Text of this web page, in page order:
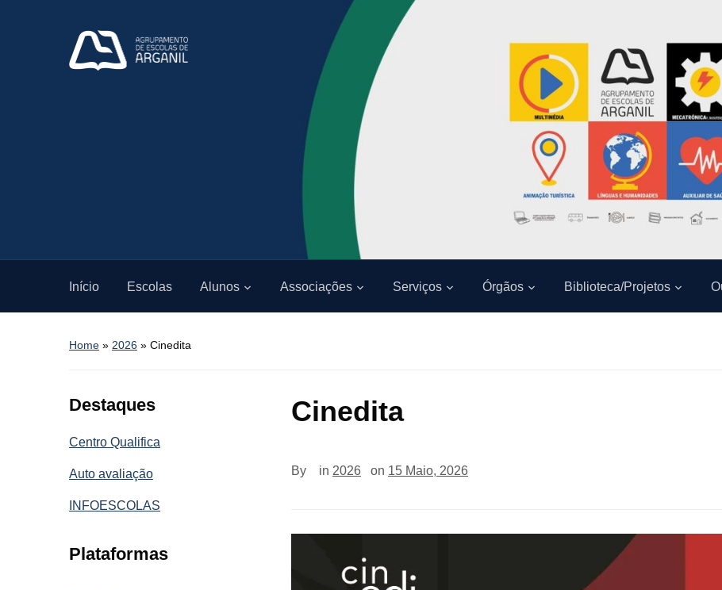
Início Escolas Alunos Associações Serviços Órgãos Biblioteca/Projetos
Home » 2026 » Cinedita
Destaques
Centro Qualifica
Auto avaliação
INFOESCOLAS
Plataformas
Cinedita
By in 2026 on 15 Maio, 2026